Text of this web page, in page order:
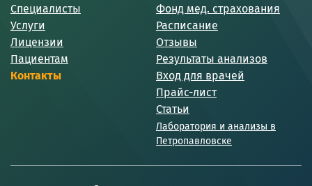
Специалисты
Услуги
Лицензии
Пациентам
Контакты
Фонд мед. страхования
Расписание
Отзывы
Результаты анализов
Вход для врачей
Прайс-лист
Статьи
Лаборатория и анализы в
Петропавловске